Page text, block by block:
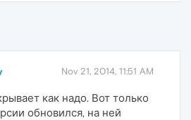
Nov 21, 2014, 11:51 AM
как надо. Вот только
обновился, на ней